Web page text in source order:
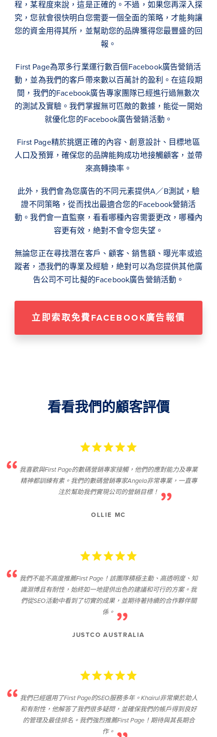
程，某程度來說，這是正確的。不過，如果您再深入探
究，您就會很快明白您需要一個全面的策略，才能夠讓
您的資金用得其所，並幫助您的品牌獲得您最豐盛的回
報。
First Page為眾多行業運行數百個Facebook廣告營銷活
動，並為我們的客戶帶來數以百萬計的盈利。在這段期
間，我們的Facebook廣告專家團隊已經進行過無數次
的測試及實驗。我們掌握無可匹敵的數據，能從一開始
就優化您的Facebook廣告營銷活動。
First Page精於挑選正確的內容、創意設計、目標地區
人口及預算，確保您的品牌能夠成功地接觸顧客，並帶
來高轉換率。
此外，我們會為您廣告的不同元素提供A／B測試，驗
證不同策略，從而找出最適合您的Facebook營銷活
動。我們會一直監察，看看哪種內容需要更改，哪種內
容更有效，絶對不會令您失望。
無論您正在尋找潛在客戶、顧客、銷售額、曝光率或追
蹤者，憑我們的專業及經驗，絶對可以為您提供其他廣
告公司不可比擬的Facebook廣告營銷活動。
立即索取免費FACEBOOK廣告報價
看看我們的顧客評價
我喜歡與First Page的數碼營銷專家接觸，他們的應對能力及專業
精神都訓練有素。我們的數碼營銷專家Angela非常專業，一直專
注於幫助我們實現公司的營銷目標！
OLLIE MC
我們不能不高度推薦First Page！該團隊積極主動、高透明度、知
識淵博且有耐性，始終如一地提供出色的建議和可行的方案。我
們從SEO活動中看到了切實的成果，並期待著持續的合作夥伴關
係。
JUSTCO AUSTRALIA
我們已經選用了First Page的SEO服務多年。Khairul非常樂於助人
和有耐性，他解答了我們很多疑問，並確保我們的帳戶得到良好
的管理及最佳排名。我們強烈推薦First Page！期待與其長期合
作。